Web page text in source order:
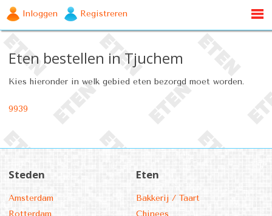
Inloggen Registreren
Eten bestellen in Tjuchem
Kies hieronder in welk gebied eten bezorgd moet worden.
9939
Steden
Amsterdam
Eten
Bakkerij / Taart